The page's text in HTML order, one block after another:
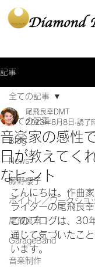
記事
全ての記事
Blog
News
藤野櫻子
ボイトレ／ワークショ
尾飛良幸
GarageBand
音楽制作
全ての記事
音楽家の感性
日が教えてく
なヒント
尾飛良幸DMT
2023年8月8日 読了
こんにちは。作曲
ライターの尾飛良幸
このブログは、30
通じて気づいたこ
います。